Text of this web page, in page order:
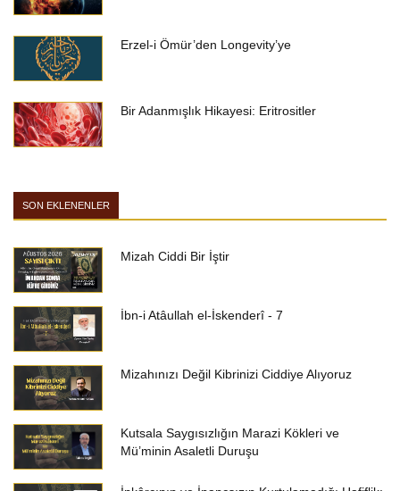
Erzel-i Ömür’den Longevity’ye
Bir Adanmışlık Hikayesi: Eritrositler
SON EKLENENLER
Mizah Ciddi Bir İştir
İbn-i Atâullah el-İskenderî - 7
Mizahınızı Değil Kibrinizi Ciddiye Alıyoruz
Kutsala Saygısızlığın Marazi Kökleri ve
Mü’minin Asaletli Duruşu